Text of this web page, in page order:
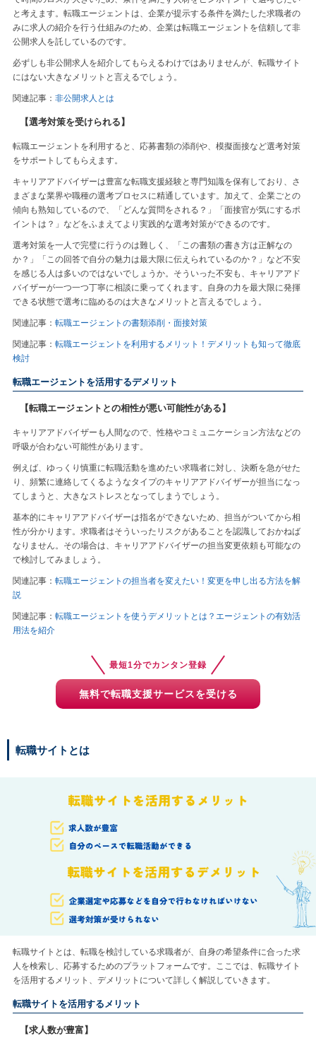
と考えます。転職エージェントは、企業が提示する条件を満たした求職者の
みに求人の紹介を行う仕組みのため、企業は転職エージェントを信頼して非
公開求人を託しているのです。
必ずしも非公開求人を紹介してもらえるわけではありませんが、転職サイト
にはない大きなメリットと言えるでしょう。
関連記事： 非公開求人とは
【選考対策を受けられる】
転職エージェントを利用すると、応募書類の添削や、模擬面接など選考対策
をサポートしてもらえます。
キャリアアドバイザーは豊富な転職支援経験と専門知識を保有しており、さ
まざまな業界や職種の選考プロセスに精通しています。加えて、企業ごとの
傾向も熟知しているので、「どんな質問をされる？」「面接官が気にするポ
イントは？」などをふまえてより実践的な選考対策ができるのです。
選考対策を一人で完璧に行うのは難しく、「この書類の書き方は正解なの
か？」「この回答で自分の魅力は最大限に伝えられているのか？」など不安
を感じる人は多いのではないでしょうか。そういった不安も、キャリアアド
バイザーが一つ一つ丁寧に相談に乗ってくれます。自身の力を最大限に発揮
できる状態で選考に臨めるのは大きなメリットと言えるでしょう。
関連記事： 転職エージェントの書類添削・面接対策
関連記事： 転職エージェントを利用するメリット！デメリットも知って徹底
検討
転職エージェントを活用するデメリット
【転職エージェントとの相性が悪い可能性がある】
キャリアアドバイザーも人間なので、性格やコミュニケーション方法などの
呼吸が合わない可能性があります。
例えば、ゆっくり慎重に転職活動を進めたい求職者に対し、決断を急がせた
り、頻繁に連絡してくるようなタイプのキャリアアドバイザーが担当になっ
てしまうと、大きなストレスとなってしまうでしょう。
基本的にキャリアアドバイザーは指名ができないため、担当がついてから相
性が分かります。求職者はそういったリスクがあることを認識しておかねば
なりません。その場合は、キャリアアドバイザーの担当変更依頼も可能なの
で検討してみましょう。
関連記事： 転職エージェントの担当者を変えたい！変更を申し出る方法を解
説
関連記事： 転職エージェントを使うデメリットとは？エージェントの有効活
用法を紹介
最短1分でカンタン登録
無料で転職支援サービスを受ける
転職サイトとは
転職サイトとは、転職を検討している求職者が、自身の希望条件に合った求
人を検索し、応募するためのプラットフォームです。ここでは、転職サイト
を活用するメリット、デメリットについて詳しく解説していきます。
転職サイトを活用するメリット
【求人数が豊富】